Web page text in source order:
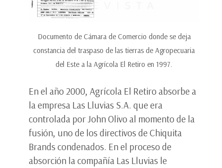
Documento de Cámara de Comercio donde se deja
constancia del traspaso de las tierras de Agropecuaria
del Este a la Agrícola El Retiro en 1997.
En el año 2000, Agrícola El Retiro absorbe a
la empresa Las Lluvias S.A. que era
controlada por John Olivo al momento de la
fusión, uno de los directivos de Chiquita
Brands condenados. En el proceso de
absorción la compañía Las Lluvias le